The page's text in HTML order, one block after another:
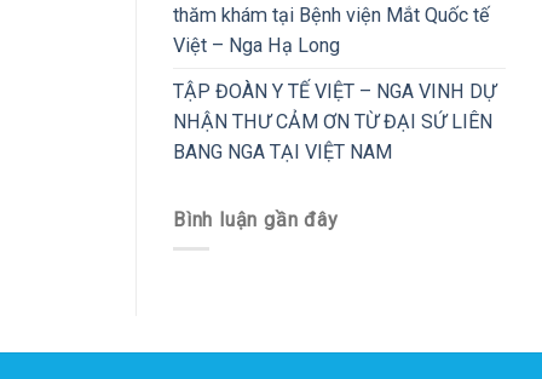
thăm khám tại Bệnh viện Mắt Quốc tế
Việt – Nga Hạ Long
TẬP ĐOÀN Y TẾ VIỆT – NGA VINH DỰ
NHẬN THƯ CẢM ƠN TỪ ĐẠI SỨ LIÊN
BANG NGA TẠI VIỆT NAM
Bình luận gần đây